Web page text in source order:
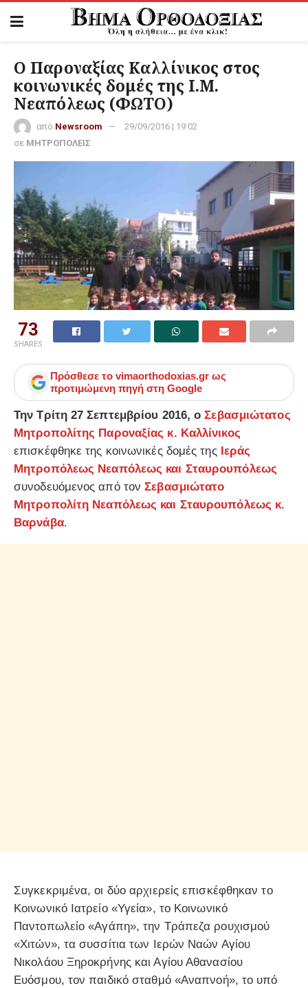
Ο Παροναξίας Καλλίνικος στος
κοινωνικές δομές της Ι.Μ.
Νεαπόλεως (ΦΩΤΟ)
από Newsroom
29/09/2016 | 19:02
σε ΜΗΤΡΟΠΟΛΕΙΣ
73
SHARES
Πρόσθεσε το vimaorthodoxias.gr ως
προτιμώμενη πηγή στη Google
Την Τρίτη 27 Σεπτεμβρίου 2016, οΣεβασμιώτατος
Μητροπολίτης Παροναξίας κ. Καλλίνικος
επισκέφθηκε της κοινωνικές δομές της Ιεράς
Μητροπόλεως Νεαπόλεως και Σταυρουπόλεως
συνοδευόμενος από τονΣεβασμιώτατο
Μητροπολίτη Νεαπόλεως και Σταυρουπόλεως κ.
Βαρνάβα.
Συγκεκριμένα, οι δύο αρχιερείς επισκέφθηκαν το
Κοινωνικό Ιατρείο «Υγεία», το Κοινωνικό
Παντοπωλείο «Αγάπη», την Τράπεζα ρουχισμού
«Χιτών», τα συσσίτια των Ιερών Ναών Αγίου
Νικολάου Ξηροκρήνης και Αγίου Αθανασίου
Ευόσμου, τον παιδικό σταθμό «Αναπνοή», το υπό